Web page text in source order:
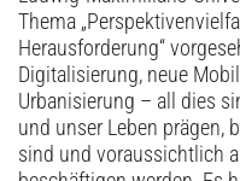
Thema
Herausforderung“
Digitalisierung, neue
Urbanisierung – all dies
und unser Leben prägen,
sind und voraussichtlich